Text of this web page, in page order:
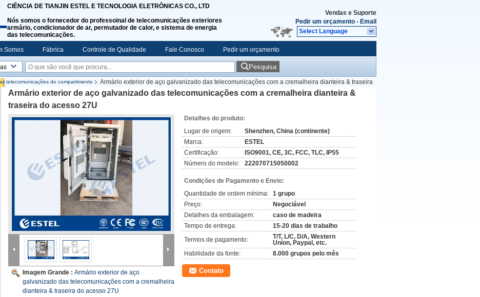
CIÊNCIA DE TIANJIN ESTEL E TECNOLOGIA ELETRÔNICAS CO., LTD
Nós somos o fornecedor do professoinal de telecomunicações exteriores
armário, condicionador de ar, permutador de calor, e sistema de energia
das telecomunicações.
Vendas e Suporte
Pedir um orçamento - Email
Select Language
Somos Fábrica Controle de Qualidade Fale Conosco Pedir um orçamento
Pesquisa
telecomunicações do compartimento
Armário exterior de aço galvanizado das telecomunicações com a cremalheira dianteira & traseira
Armário exterior de aço galvanizado das telecomunicações com a cremalheira dianteira &
traseira do acesso 27U
Imagem Grande : Armário exterior de aço
galvanizado das telecomunicações com a cremalheira
dianteira & traseira do acesso 27U
Detalhes do produto:
Lugar de origem:
Shenzhen, China (continente)
Marca:
ESTEL
Certificação:
ISO9001, CE, 3C, FCC, TLC, IP55
Número do modelo:
222070715050002
Condições de Pagamento e Envio:
Quantidade de ordem mínima: 1 grupo
Preço:
Negociável
Detalhes da embalagem:
caso de madeira
Tempo de entrega:
15-20 dias de trabalho
Termos de pagamento:
T/T, L/C, D/A, Western
Union, Paypal, etc.
Habilidade da fonte:
8.000 grupos pelo mês
Contato